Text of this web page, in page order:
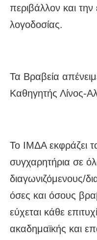
περιβάλλον και την
λογοδοσίας.
Τα Βραβεία
Καθηγητής Λίνος-
Το ΙΜΔΑ εκφράζει
συγχαρητήρια σε
διαγωνιζόμενους/
όσες και όσους
εύχεται κάθε
ακαδημαϊκής και